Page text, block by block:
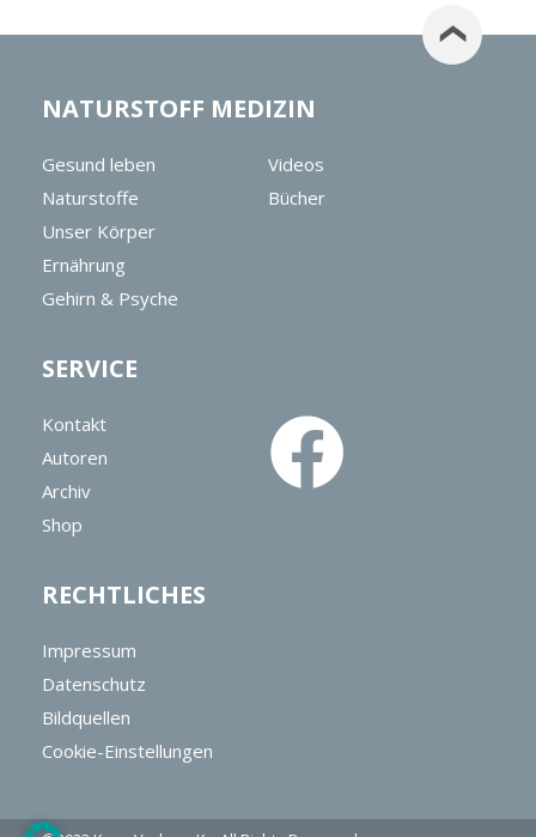
NATURSTOFF MEDIZIN
Gesund leben
Naturstoffe
Unser Körper
Ernährung
Gehirn & Psyche
Videos
Bücher
SERVICE
Kontakt
Autoren
Archiv
Shop
RECHTLICHES
Impressum
Datenschutz
Bildquellen
Cookie-Einstellungen